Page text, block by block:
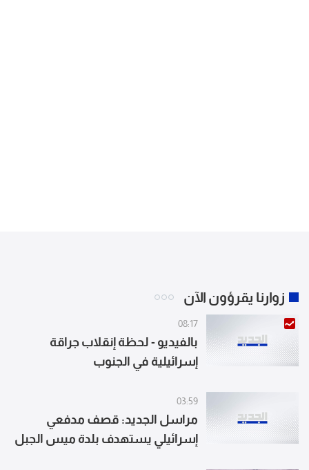
زوارنا يقرؤون الآن
08:17
بالفيديو - لحظة إنقلاب جراقة
إسرائيلية في الجنوب
03:59
مراسل الجديد: قصف مدفعي
إسرائيلي يستهدف بلدة ميس الجبل